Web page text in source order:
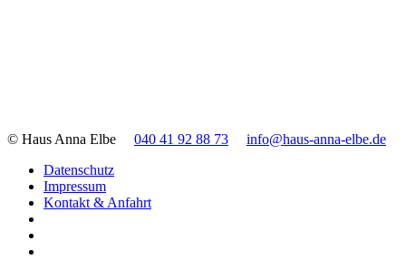
© Haus Anna Elbe 040 41 92 88 73
info@haus-anna-elbe.de
Datenschutz
Impressum
Kontakt & Anfahrt